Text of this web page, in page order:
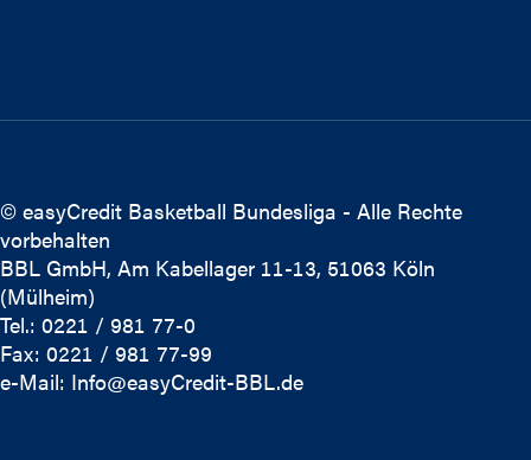
© easyCredit Basketball Bundesliga - Alle Rechte
vorbehalten
BBL GmbH, Am Kabellager 11-13, 51063 Köln
(Mülheim)
Tel.: 0221 / 981 77-0
Fax: 0221 / 981 77-99
e-Mail: Info@easyCredit-BBL.de